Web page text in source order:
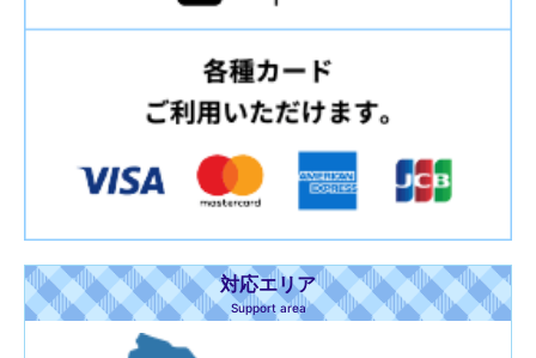
対応エリア
Support area